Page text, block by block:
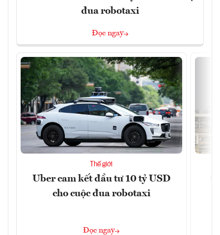
đua robotaxi
Đọc ngay
Thế giới
Uber cam kết đầu tư 10 tỷ USD
cho cuộc đua robotaxi
Đọc ngay